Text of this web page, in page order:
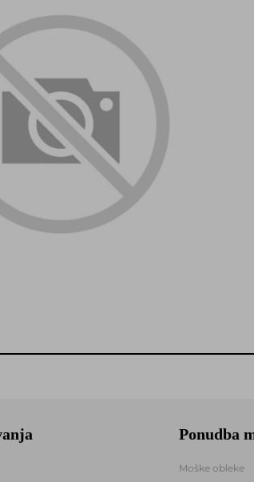
Ponudba
Moške obleke